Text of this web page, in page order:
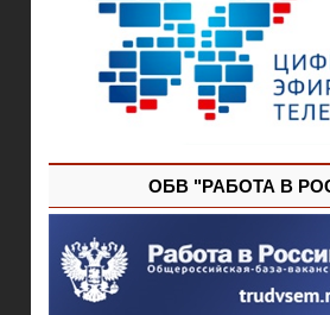
ОБВ "РАБОТА В